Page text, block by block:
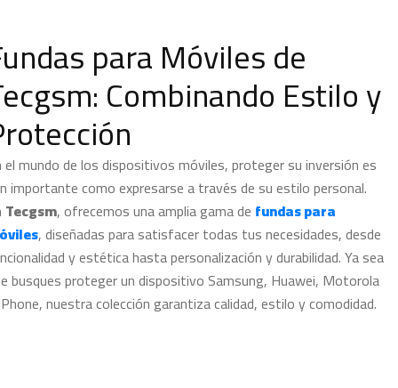
para Móviles de
Combinando Estilo y
el mundo de los dispositivos móviles, proteger su inversión es
importante como expresarse a través de su estilo personal.
Tecgsm, ofrecemos una amplia gama de fundas para
, diseñadas para satisfacer todas tus necesidades, desde
y estética hasta personalización y durabilidad. Ya sea
busques proteger un dispositivo Samsung, Huawei, Motorola
nuestra colección garantiza calidad, estilo y comodidad.